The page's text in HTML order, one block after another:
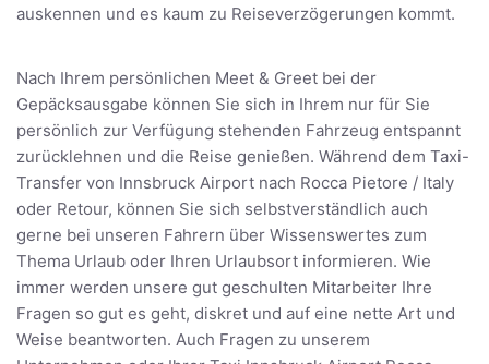
auskennen und es kaum zu Reiseverzögerungen kommt.
Nach Ihrem persönlichen Meet & Greet bei der
Gepäcksausgabe können Sie sich in Ihrem nur für Sie
persönlich zur Verfügung stehenden Fahrzeug entspannt
zurücklehnen und die Reise genießen. Während dem Taxi-
Transfer von Innsbruck Airport nach Rocca Pietore / Italy
oder Retour, können Sie sich selbstverständlich auch
gerne bei unseren Fahrern über Wissenswertes zum
Thema Urlaub oder Ihren Urlaubsort informieren. Wie
immer werden unsere gut geschulten Mitarbeiter Ihre
Fragen so gut es geht, diskret und auf eine nette Art und
Weise beantworten. Auch Fragen zu unserem